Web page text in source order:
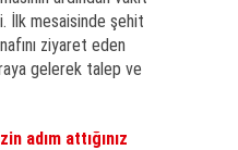
İlk mesaisinde şehit
ziyaret eden
gelerek talep ve
adım attığınız